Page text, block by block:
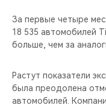
НОВИНКИ
CHERY CONNECT
ЛЮДИ CHERY
CHERY REMOTE
За первые четыре
18 535 автомобилей
больше, чем за
Растут показатели
была преодолена
автомобилей.